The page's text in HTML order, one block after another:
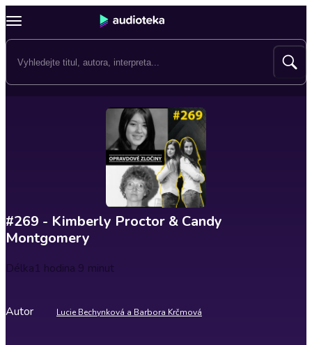
#269 - Kimberly Proctor & Candy
Montgomery
Délka1 hodina 9 minut
Autor Lucie Bechynková a Barbora Krčmová